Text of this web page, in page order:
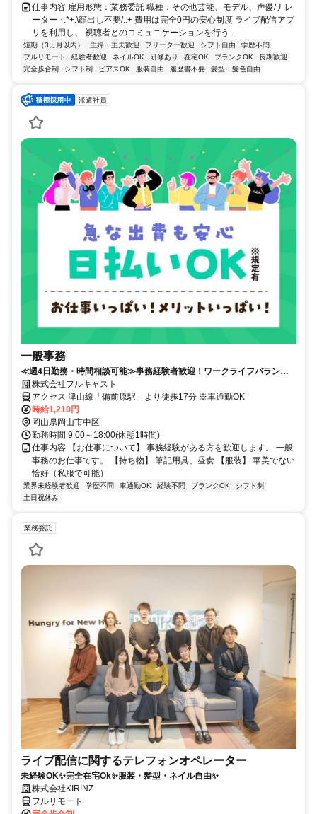
仕事内容 雇用形態：業務委託 職種：その他芸能、モデル、声優/ナレ
ーター ･:*+.\顔出し不要/.:+ 費用は完全0円の安心制度 ライブ配信アプ
リを利用し、 視聴者とのコミュニケーションを行う ...
短期（3ヵ月以内） 主婦・主夫歓迎 フリーター歓迎 シフト自由
学歴不問
フルリモート
経験者歓迎 ネイルOK 研修あり 在宅OK ブランクOK
長期歓迎
完全歩合制
シフト制 ピアスOK 服装自由 履歴書不要 髪型・髪色自由
派遣社員
一般事務
≪週4日勤務・時間相談可能≫事務経験者歓迎！ワークライフバランス
重視のあなたへ。
株式会社フルキャスト
アクセス 津山線「備前原駅」より徒歩17分 ※車通勤OK
時給1,210円
岡山県岡山市中区
勤務時間 9:00～18:00(休憩1時間)
仕事内容 【お仕事について】 事務経験がある方を歓迎します。 一般
事務のお仕事です。 【持ち物】 筆記用具、昼食 【服装】 華美でない
恰好（私服で可能）
業界未経験者歓迎 学歴不問 車通勤OK 経験不問 ブランクOK
シフト制
土日祝休み
業務委託
ライブ配信に関するテレフォンオペレーター
未経験OK✨完全在宅Ok✨服装・髪型・ネイル自由✨
株式会社KIRINZ
フルリモート